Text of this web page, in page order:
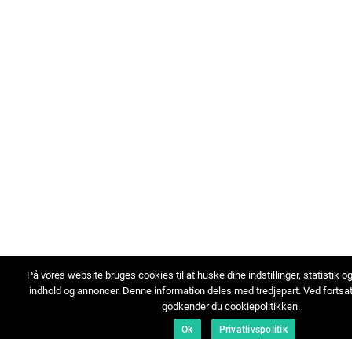
På vores website bruges cookies til at huske dine indstillinger, statistik
indhold og annoncer. Denne information deles med tredjepart. Ved
godkender du cookiepolitikken.
Ok Privatlivspolitik